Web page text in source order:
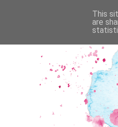
This
are